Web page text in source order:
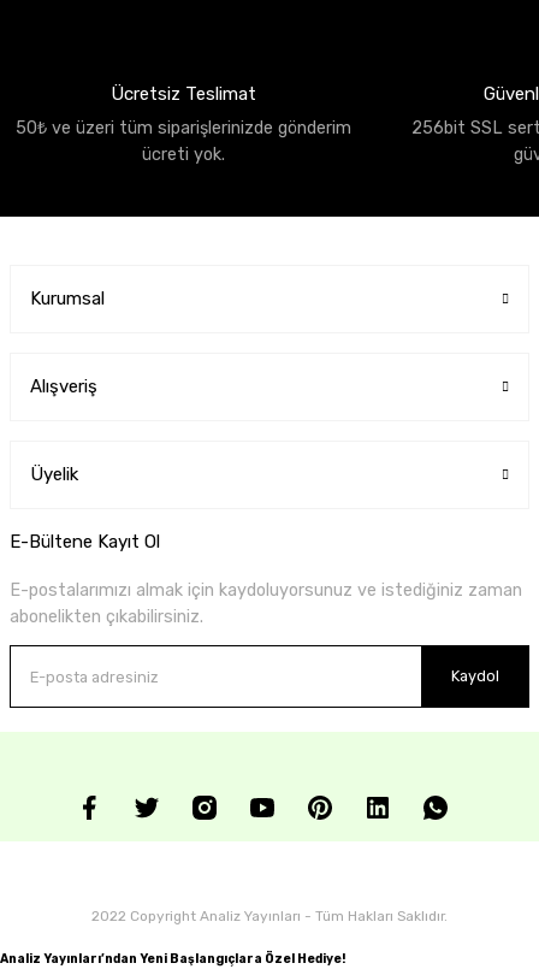
Ücretsiz Teslimat
50₺ ve üzeri tüm siparişlerinizde gönderim
ücreti yok.
256bit SSL
Kurumsal
Alışveriş
Üyelik
E-Bültene Kayıt Ol
E-postalarımızı almak için kaydoluyorsunuz ve istediğiniz zaman
abonelikten çıkabilirsiniz.
Kaydol
2022 Copyright Analiz Yayınları - Tüm Hakları Saklıdır.
Analiz Yayınları’ndan Yeni Başlangıçlara Özel Hediye!